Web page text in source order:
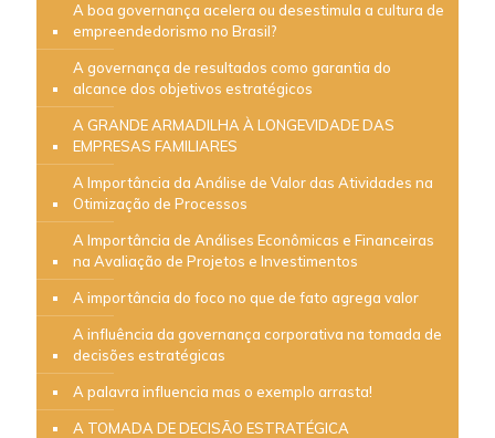
A boa governança acelera ou desestimula a cultura de
empreendedorismo no Brasil?
A governança de resultados como garantia do
alcance dos objetivos estratégicos
A GRANDE ARMADILHA À LONGEVIDADE DAS
EMPRESAS FAMILIARES
A Importância da Análise de Valor das Atividades na
Otimização de Processos
A Importância de Análises Econômicas e Financeiras
na Avaliação de Projetos e Investimentos
A importância do foco no que de fato agrega valor
A influência da governança corporativa na tomada de
decisões estratégicas
A palavra influencia mas o exemplo arrasta!
A TOMADA DE DECISÃO ESTRATÉGICA